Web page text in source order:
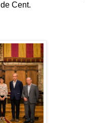
Cent.